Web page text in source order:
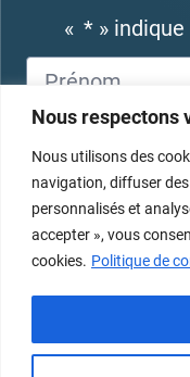
Nous respectons
Nous utilisons des
navigation, diffuser
personnalisés et
accepter », vous
cookies. Politique de
« * »